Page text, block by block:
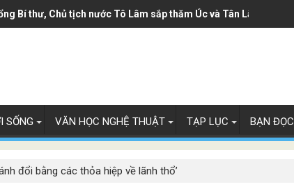
Bí thư, Chủ tịch nước Tô Lâm sắp thăm Úc và Tân Lây Lan
Quốc - từ mỏ vàng trở thành gánh nặng của các hãng xe Đức
SỐNG VĂN HỌC NGHỆ THUẬT TẠP LỤC BẠN ĐỌC
đổi bằng các thỏa hiệp về lãnh thổ’